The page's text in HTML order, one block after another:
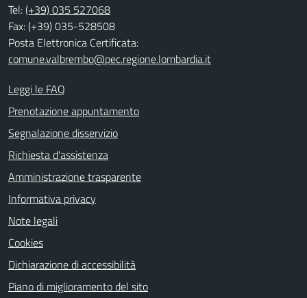
Tel:(+39) 035 527068
Fax: (+39) 035-528508
Posta Elettronica Certificata:
comune.valbrembo@pec.regione.lombardia.it
Leggi le FAQ
Prenotazione appuntamento
Segnalazione disservizio
Richiesta d'assistenza
Amministrazione trasparente
Informativa privacy
Note legali
Cookies
Dichiarazione di accessibilità
Piano di miglioramento del sito